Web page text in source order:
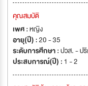
คุณสมบัติ
เพศ :หญิง
อายุ(ปี) :20 - 35
ระดับการศึกษา :ปวส. -
ประสบการณ์(ปี) : 1 - 2